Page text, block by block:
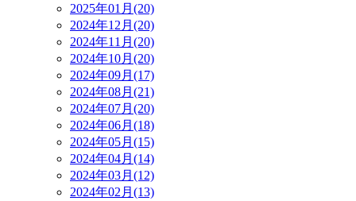
2025年01月(20)
2024年12月(20)
2024年11月(20)
2024年10月(20)
2024年09月(17)
2024年08月(21)
2024年07月(20)
2024年06月(18)
2024年05月(15)
2024年04月(14)
2024年03月(12)
2024年02月(13)